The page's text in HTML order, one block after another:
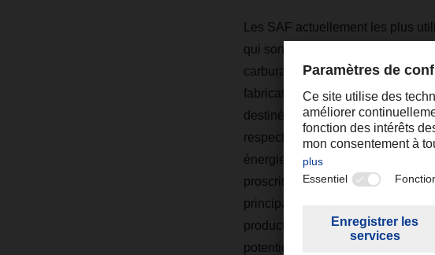
Les SAF actuellement les plus
qui sont transformés en
carburants dits HEFA
fabrication et des matières
destinés aux camions et aux
respecter les dispositions
énergies renouvelables (RED II),
proscrites au profit des huiles
principaux producteurs
production de biomasse générant
potentielle de GES induite par le